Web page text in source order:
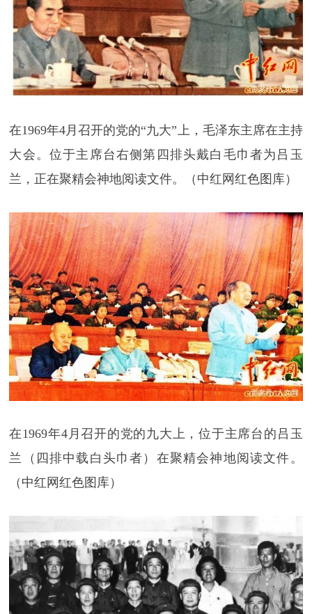
在1969年4月召开的党的“九大”上，毛泽东主席在主持
大会。位于主席台右侧第四排头戴白毛巾者为吕玉
兰，正在聚精会神地阅读文件。（中红网红色图库）
在1969年4月召开的党的九大上，位于主席台的吕玉
兰（四排中载白头巾者）在聚精会神地阅读文件。
（中红网红色图库）